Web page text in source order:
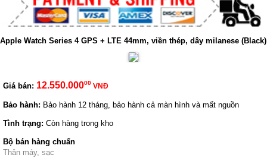
Apple Watch Series 4 GPS + LTE 44mm, viền thép, dây milanese (Black)
Giá bán: 12.550.00000 VNĐ
Bảo hành: Bảo hành 12 tháng, bảo hành cả màn hình và mất nguồn
Tình trạng: Còn hàng trong kho
Bộ bán hàng chuẩn
Thân máy, sạc